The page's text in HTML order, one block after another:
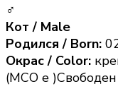
♂
Кот / Male
Родился / Born:
Окрас / Color:
(MCO e )Свободен